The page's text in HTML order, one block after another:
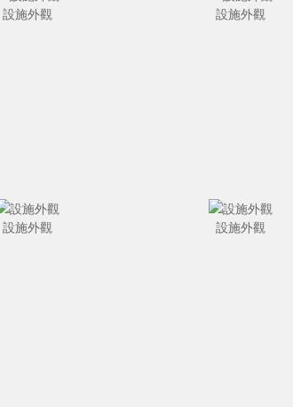
設施外觀 設施外觀
設施外觀 設施外觀